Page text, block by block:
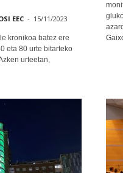
EEC - 15/11/2023
kronikoa batez ere
eta 80 urte bitarteko
urteetan,